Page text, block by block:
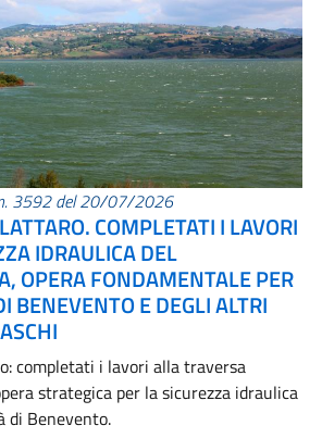
3592 del 20/07/2026
COMPLETATI I LAVORI
IDRAULICA DEL
OPERA FONDAMENTALE PER
BENEVENTO E DEGLI ALTRI
completati i lavori alla traversa
strategica per la sicurezza idraulica
di Benevento.